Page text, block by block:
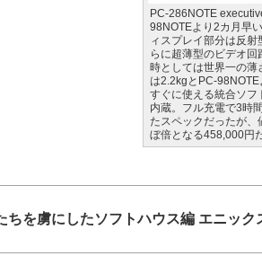
PC-286NOTE
98NOTEより2カ月早
ィスプレイ部分は反射
らに超薄型のビデオ
時としては世界一の
は2.2kgとPC-
すぐに使える統合ソ
内蔵。フル充電で3時
たスペックだったが、
ぼ倍となる458,000円
ちを虜にしたソフトハウス編 エニック